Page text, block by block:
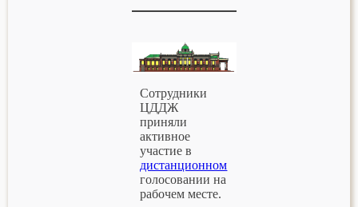
Сотрудники
ЦДДЖ
приняли
активное
участие в
дистанционном
голосовании на
рабочем месте.